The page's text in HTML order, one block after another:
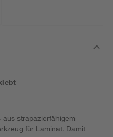
strapazierfähigem
für Laminat. Damit